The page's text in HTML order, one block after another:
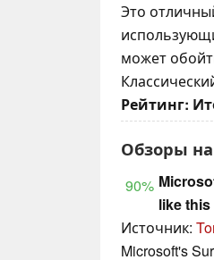
Это
может
Рейтинг:
Обзоры
90%
like this
Источник:
Microsoft's